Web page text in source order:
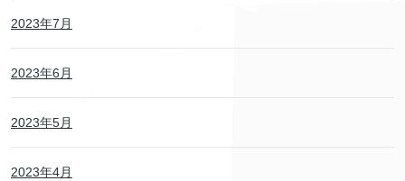
2023年7月
2023年6月
2023年5月
2023年4月